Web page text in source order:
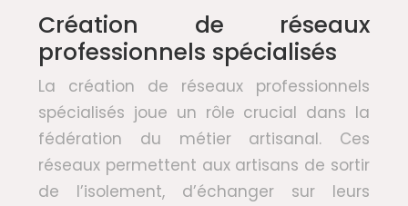
Création de réseaux
professionnels spécialisés
La création de réseaux professionnels
spécialisés joue un rôle crucial dans la
fédération du métier artisanal. Ces
réseaux permettent aux artisans de sortir
de l’isolement, d’échanger sur leurs